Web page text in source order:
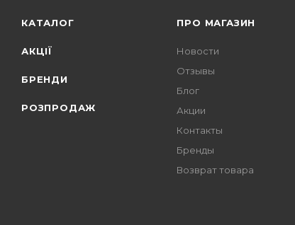
КАТАЛОГ
АКЦІЇ
БРЕНДИ
РОЗПРОДАЖ
ПРО МАГАЗИН
Новости
Отзывы
Блог
Акции
Контакты
Бренды
Возврат товара